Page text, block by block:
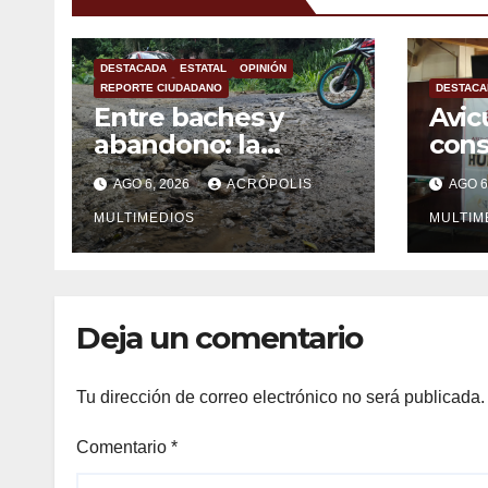
DESTACADA ESTATAL
OPINIÓN
REPORTE CIUDADANO
Entre baches y
abandono: la
carretera Colipa-
Yecuatla se
convierte en un
riesgo diario
AGO 6, 2026 ACRÓPOLIS
MULTIMEDIOS
AGO
Deja un comentario
Tu dirección de correo electrónico no será publicada.
Comentario *